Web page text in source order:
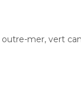
outre-mer, vert